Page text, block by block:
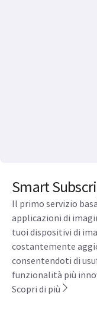
Smart
Il primo servizio
applicazioni di
tuoi dispositivi di
costantemente
consentendoti di
funzionalità più
Scopri di più